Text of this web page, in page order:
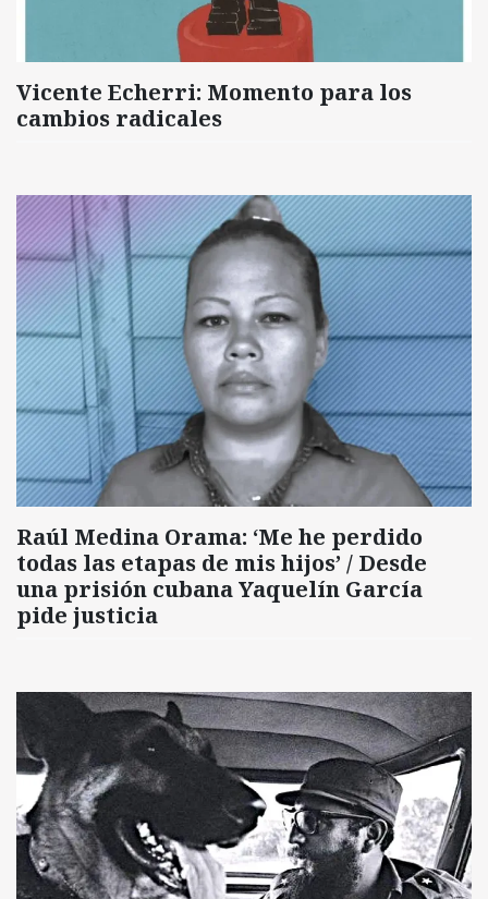
Vicente Echerri: Momento para los
cambios radicales
Raúl Medina Orama: ‘Me he perdido
todas las etapas de mis hijos’ / Desde
una prisión cubana Yaquelín García
pide justicia